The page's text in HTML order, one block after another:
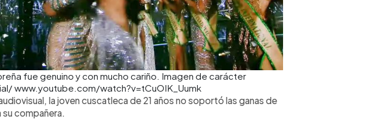
fue genuino y con mucho cariño. Imagen de carácter
www.youtube.com/watch?v=tCuOIK_Uumk
la joven cuscatleca de 21 años no soportó las ganas de
compañera.